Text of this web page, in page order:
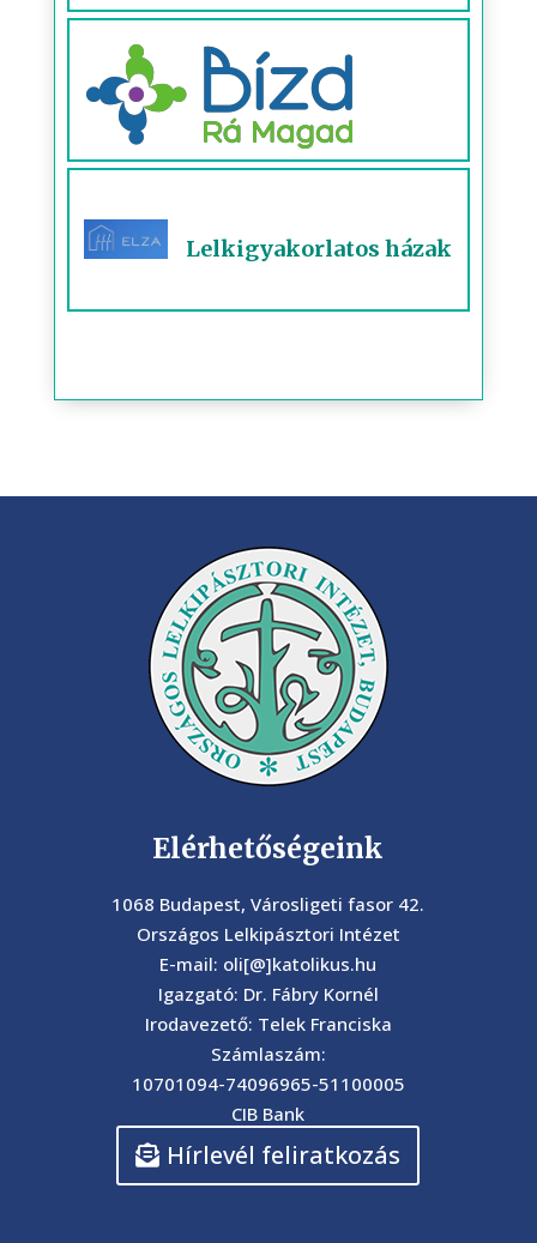
Lelkigyakorlatos házak
Elérhetőségeink
1068 Budapest, Városligeti fasor 42.
Országos Lelkipásztori Intézet
E-mail: oli[@]katolikus.hu
Igazgató: Dr. Fábry Kornél
Irodavezető: Telek Franciska
Számlaszám:
10701094-74096965-51100005
CIB Bank
Hírlevél feliratkozás